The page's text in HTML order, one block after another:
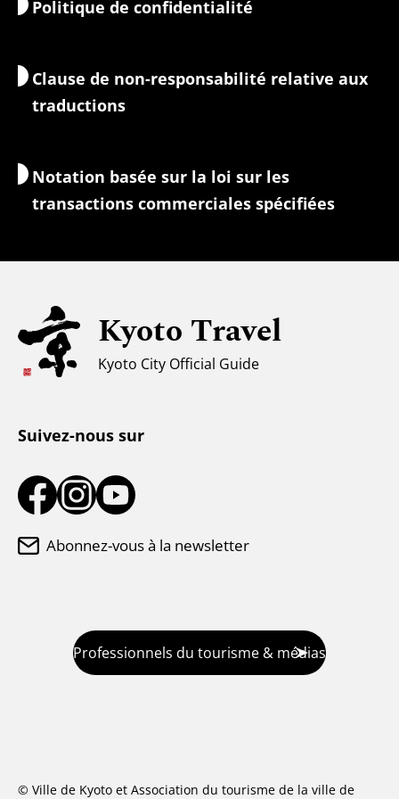
Matin et soir
Hébergement
Cartes et outils
Guides-interprètes
Accès Wi-Fi
Informations de sécurité
Tourisme universel
Climat et vêtements
Centre d'information touristique
Politique de confidentialité
Clause de non-responsabilité relative aux
traductions
Notation basée sur la loi sur les
transactions commerciales spécifiées
Kyoto Travel
Kyoto City Official Guide
Suivez-nous sur
Abonnez-vous à la newsletter
Professionnels du tourisme & médias
© Ville de Kyoto et Association du tourisme de la ville de